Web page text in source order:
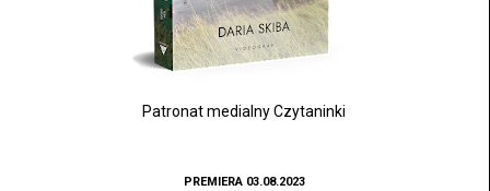
Patronat medialny Czytaninki
PREMIERA 03.08.2023